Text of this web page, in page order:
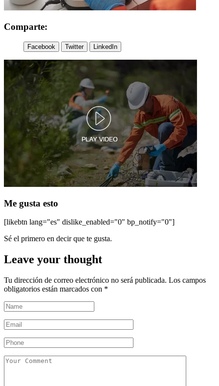
Comparte:
Facebook Twitter LinkedIn
Me gusta esto
[likebtn lang="es" dislike_enabled="0" bp_notify="0"]
Sé el primero en decir que te gusta.
Leave your thought
Tu dirección de correo electrónico no será publicada. Los campos
obligatorios están marcados con *